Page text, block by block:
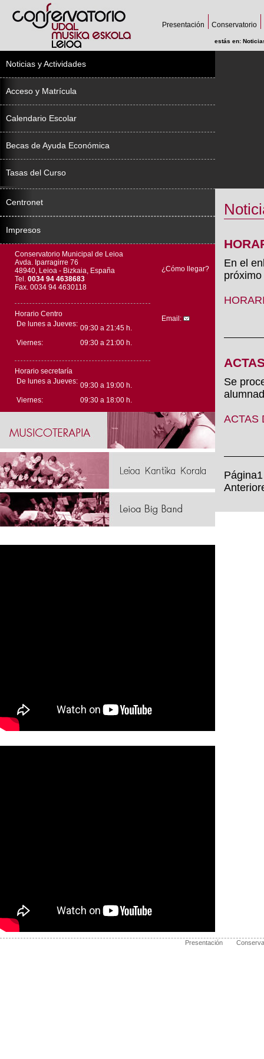
Presentación Conservatorio
estás en:
Noticias y Actividades
Acceso y Matrícula
Calendario Escolar
Becas de Ayuda Económica
Tasas del Curso
Centronet
Impresos
¿Cómo llegar?
Email:
Conservatorio Municipal de Leioa
Avda. Iparragirre 76
48940, Leioa - Bizkaia, España
Tel. 0034 94 4638683
Fax. 0034 94 4630118
Horario Centro
De lunes a Jueves: 09:30 a 21:45 h.
Viernes:
09:30 a 21:00 h.
Horario secretaría
De lunes a Jueves: 09:30 a 19:00 h.
Viernes:
09:30 a 18:00 h.
En el
Se
ACTAS
Presentación